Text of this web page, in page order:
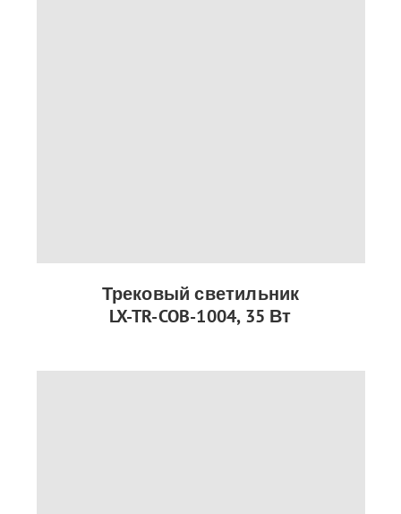
Трековый светильник
LX-TR-COB-1004, 35 Вт